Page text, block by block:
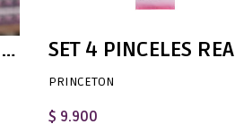
PINCELES TÉCNICA MIXTA DALER ROWNEY GRADUATE - SET PAISAJES
PRINCETON
$ 9.900